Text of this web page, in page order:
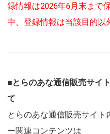
録情報は2026年6月末まで
中、登録情報は当該目的以
■とらのあな通信販売サイ
て
とらのあな通信販売サイト
ー関連コンテンツは